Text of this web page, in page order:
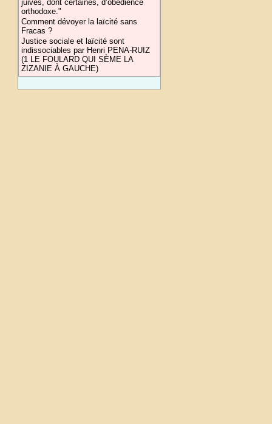
juives, dont certaines, d’obédience
orthodoxe."
Comment dévoyer la laïcité sans
Fracas ?
Justice sociale et laïcité sont
indissociables par Henri PENA-RUIZ
(1 LE FOULARD QUI SÈME LA
ZIZANIE À GAUCHE)